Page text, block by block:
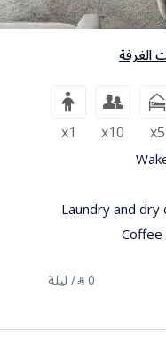
الغرفة
x5
x10
x1
Laundry and dry
Coffee
0
⃁/ ليلة